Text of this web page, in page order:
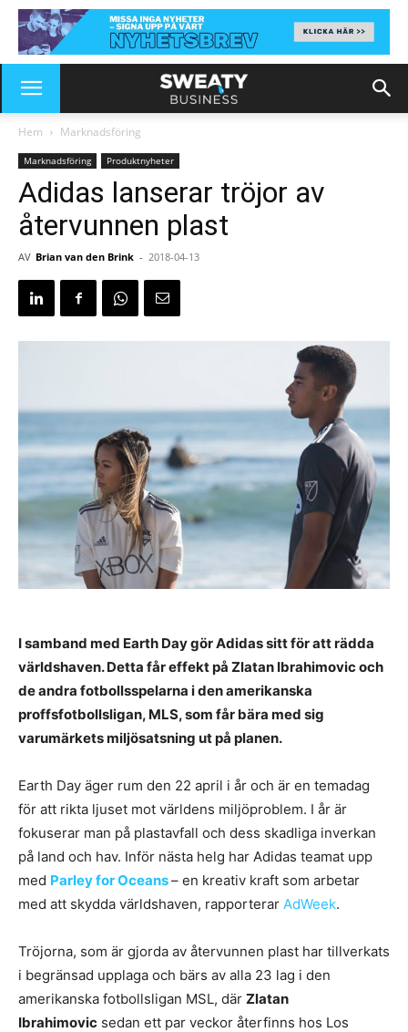
Hem Marknadsföring
Marknadsföring Produktnyheter
Adidas lanserar tröjor av
återvunnen plast
AV Brian van den Brink - 2018-04-13
I samband med Earth Day gör Adidas sitt för att rädda
världshaven. Detta får effekt på Zlatan Ibrahimovic och
de andra fotbollsspelarna i den amerikanska
proffsfotbollsligan, MLS, som får bära med sig
varumärkets miljösatsning ut på planen.
Earth Day äger rum den 22 april i år och är en temadag
för att rikta ljuset mot världens miljöproblem. I år är
fokuserar man på plastavfall och dess skadliga inverkan
på land och hav. Inför nästa helg har Adidas teamat upp
med Parley for Oceans– en kreativ kraft som arbetar
med att skydda världshaven, rapporterar AdWeek.
Tröjorna, som är gjorda av återvunnen plast har tillverkats
i begränsad upplaga och bärs av alla 23 lag i den
amerikanska fotbollsligan MSL, där Zlatan
Ibrahimovic sedan ett par veckor återfinns hos Los